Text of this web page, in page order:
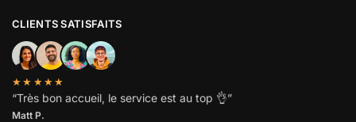
CLIENTS SATISFAITS
★★★★★
“Très bon accueil, le service est au top 👌”
Matt P.